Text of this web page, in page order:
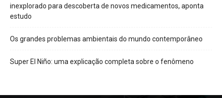
inexplorado para descoberta de novos medicamentos, aponta
estudo
Os grandes problemas ambientais do mundo contemporâneo
Super El Niño: uma explicação completa sobre o fenômeno